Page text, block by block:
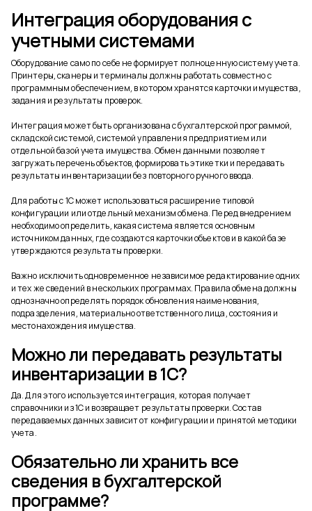
Интеграция оборудования с
учетными системами
Оборудование само по себе не формирует полноценную систему учета.
Принтеры, сканеры и терминалы должны работать совместно с
программным обеспечением, в котором хранятся карточки имущества,
задания и результаты проверок.
Интеграция может быть организована с бухгалтерской программой,
складской системой, системой управления предприятием или
отдельной базой учета имущества. Обмен данными позволяет
загружать перечень объектов, формировать этикетки и передавать
результаты инвентаризации без повторного ручного ввода.
Для работы с 1С может использоваться расширение типовой
конфигурации или отдельный механизм обмена. Перед внедрением
необходимо определить, какая система является основным
источником данных, где создаются карточки объектов и в какой базе
утверждаются результаты проверки.
Важно исключить одновременное независимое редактирование одних
и тех же сведений в нескольких программах. Правила обмена должны
однозначно определять порядок обновления наименования,
подразделения, материально ответственного лица, состояния и
местонахождения имущества.
Можно ли передавать результаты
инвентаризации в 1С?
Да. Для этого используется интеграция, которая получает
справочники из 1С и возвращает результаты проверки. Состав
передаваемых данных зависит от конфигурации и принятой методики
учета.
Обязательно ли хранить все
сведения в бухгалтерской
программе?